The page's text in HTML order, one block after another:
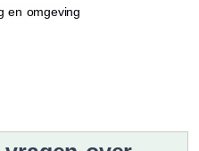
en omgeving